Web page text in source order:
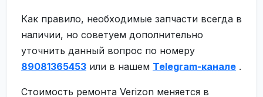
Как правило, необходимые запчасти всегда в
наличии, но советуем дополнительно
уточнить данный вопрос по номеру
89081365453 или в нашем Telegram-канале .
Стоимость ремонта Verizon меняется в